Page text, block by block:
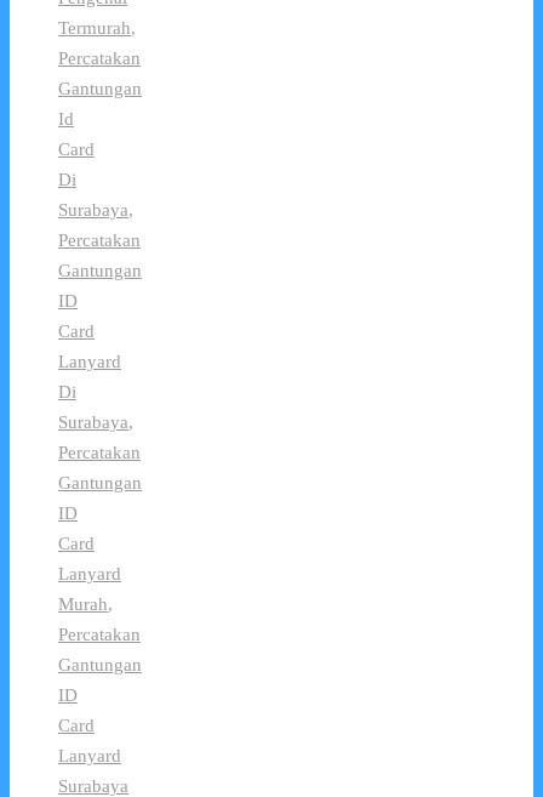
Termurah,
Percatakan
Gantungan
Id
Card
Di
Surabaya,
Percatakan
Gantungan
ID
Card
Lanyard
Di
Surabaya,
Percatakan
Gantungan
ID
Card
Lanyard
Murah,
Percatakan
Gantungan
ID
Card
Lanyard
Surabaya